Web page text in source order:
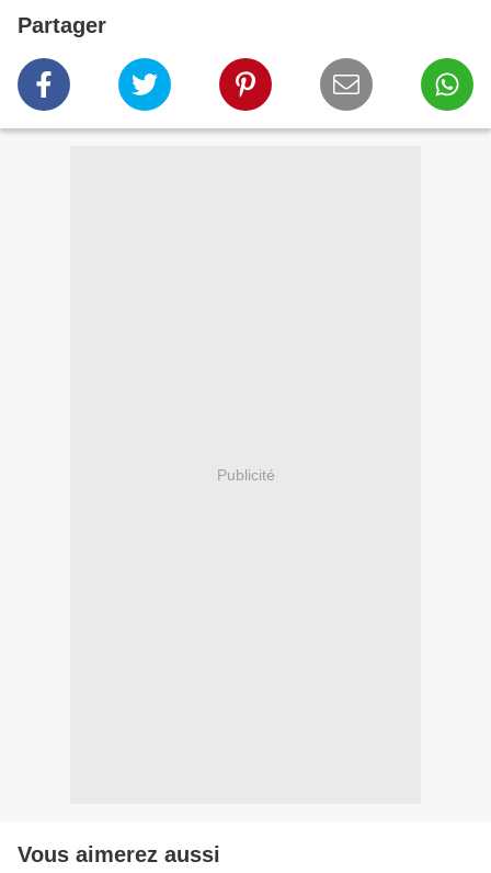
Partager
Publicité
Vous aimerez aussi